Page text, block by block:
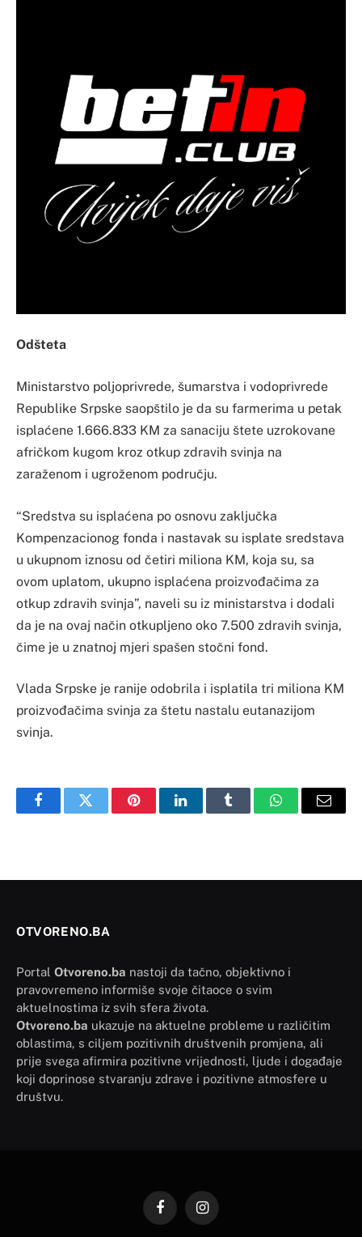
Odšteta
Ministarstvo poljoprivrede, šumarstva i vodoprivrede
Republike Srpske saopštilo je da su farmerima u petak
isplaćene 1.666.833 KM za sanaciju štete uzrokovane
afričkom kugom kroz otkup zdravih svinja na
zaraženom i ugroženom području.
“Sredstva su isplaćena po osnovu zaključka
Kompenzacionog fonda i nastavak su isplate sredstava
u ukupnom iznosu od četiri miliona KM, koja su, sa
ovom uplatom, ukupno isplaćena proizvođačima za
otkup zdravih svinja”, naveli su iz ministarstva i dodali
da je na ovaj način otkupljeno oko 7.500 zdravih svinja,
čime je u znatnoj mjeri spašen stočni fond.
Vlada Srpske je ranije odobrila i isplatila tri miliona KM
proizvođačima svinja za štetu nastalu eutanazijom
svinja.
FacebookTwitter PinterestLinkedInTumblr WhatsAppEmail
OTVORENO.BA
Portal Otvoreno.ba nastoji da tačno, objektivno i
pravovremeno informiše svoje čitaoce o svim
aktuelnostima iz svih sfera života.
Otvoreno.ba ukazuje na aktuelne probleme u različitim
oblastima, s ciljem pozitivnih društvenih promjena, ali
prije svega afirmira pozitivne vrijednosti, ljude i događaje
koji doprinose stvaranju zdrave i pozitivne atmosfere u
društvu.
FacebookInstagram